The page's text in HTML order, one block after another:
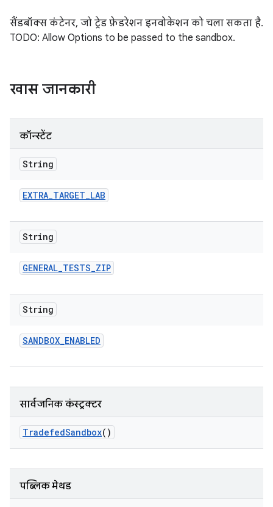
सैंडबॉक्स कंटेनर, जो ट्रेड फ़ेडरेशन इनवोकेशन को चला सकता है.
TODO: Allow Options to be passed to the sandbox.
खास जानकारी
कॉन्स्टेंट
String
EXTRA_TARGET_LAB
String
GENERAL_TESTS_ZIP
String
SANDBOX_ENABLED
सार्वजनिक कंस्ट्रक्टर
TradefedSandbox()
पब्लिक मेथड